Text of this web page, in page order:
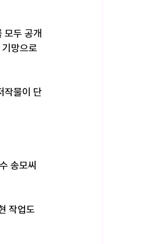
모두 공개
망으로
작물이 단
송모씨
작업도